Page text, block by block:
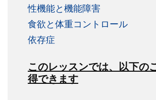
性機能と機能障害
食欲と体重コントロール
依存症
このレッスンでは、以下の
得できます